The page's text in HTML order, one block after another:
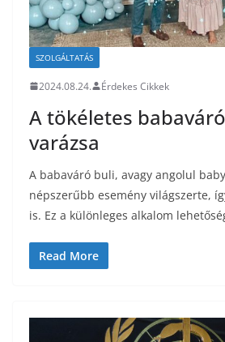
SZOLGÁLTATÁS
2024.08.24. Érdekes Cikkek
A tökéletes
varázsa
A babaváró buli, avagy angolul
népszerűbb esemény világszerte,
is. Ez a különleges alkalom
Read More